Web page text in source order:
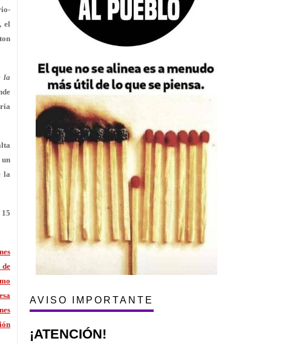
el
la
un
la
AVISO IMPORTANTE
¡ATENCIÓN!